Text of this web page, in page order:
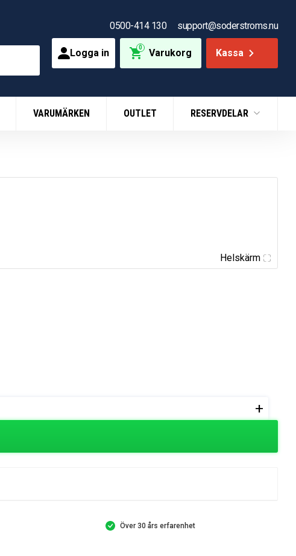
0500-414 130 support@soderstroms.nu
Logga in 0 Varukorg Kassa
VARUMÄRKEN OUTLET RESERVDELAR
Helskärm
+
Över 30 års erfarenhet